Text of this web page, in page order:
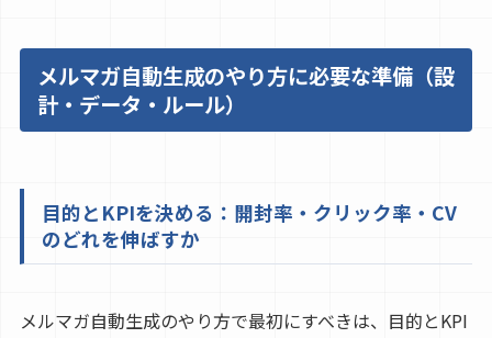
メルマガ自動生成のやり方に必要な準備（設
計・データ・ルール）
目的とKPIを決める：開封率・クリック率・CV
のどれを伸ばすか
メルマガ自動生成のやり方で最初にすべきは、目的とKPI